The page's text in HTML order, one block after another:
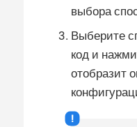
выбора
Выберите
код и
отобразит